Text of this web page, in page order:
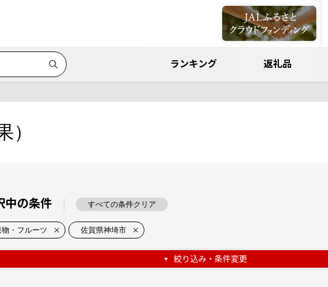
ランキング 返礼品
）
中の条件 すべての条件クリア
物・フルーツ 佐賀県神埼市
絞り込み・条件変更